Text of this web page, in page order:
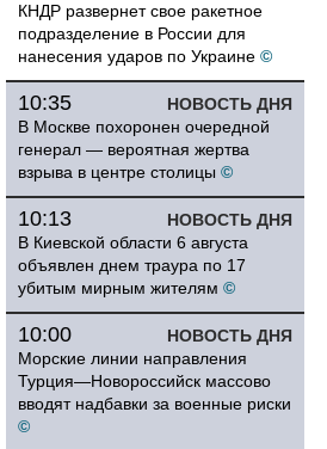
КНДР развернет свое ракетное
подразделение в России для
нанесения ударов по Украине ©
НОВОСТЬ ДНЯ
10:35
В Москве похоронен очередной
генерал — вероятная жертва
взрыва в центре столицы ©
НОВОСТЬ ДНЯ
10:13
В Киевской области 6 августа
объявлен днем траура по 17
убитым мирным жителям ©
НОВОСТЬ ДНЯ
10:00
Морские линии направления
Турция—Новороссийск массово
вводят надбавки за военные риски
©